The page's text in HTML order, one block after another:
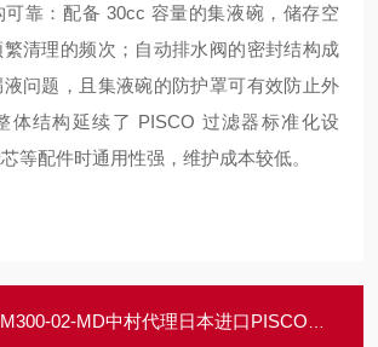
靠：配备 30cc 容量的集液碗，储存空
清理的频次；自动排水阀的密封结构成
问题，且集液碗的防护罩可有效防止外
体结构延续了 PISCO 过滤器标准化设
等配件时通用性强，维护成本较低。
02-MD中村代理日本进口PISCO微尘油雾过滤器